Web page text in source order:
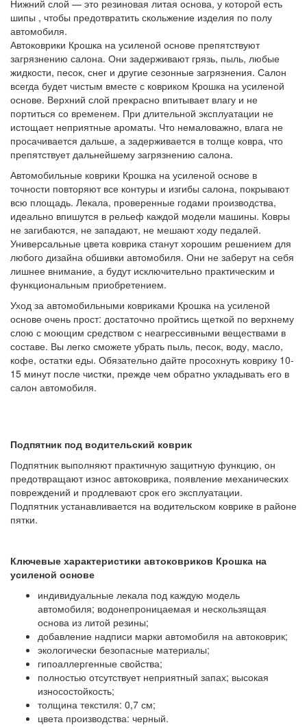
Нижний слой — это резиновая литая основа, у которой есть
шипы , чтобы предотвратить скольжение изделия по полу
автомобиля.
Автоковрики Крошка на усиленой основе препятствуют
загрязнению салона. Они задерживают грязь, пыль, любые
жидкости, песок, снег и другие сезонные загрязнения. Салон
всегда будет чистым вместе с ковриком Крошка на усиленой
основе. Верхний слой прекрасно впитывает влагу и не
портиться со временем. При длительной эксплуатации не
истощает неприятные ароматы. Что немаловажно, влага не
просачивается дальше, а задерживается в толще ковра, что
препятствует дальнейшему загрязнению салона.
Автомобильные коврики Крошка на усиленой основе в
точности повторяют все контуры и изгибы салона, покрывают
всю площадь. Лекала, проверенные годами производства,
идеально впишутся в рельеф каждой модели машины. Ковры
не загибаются, не западают, не мешают ходу педалей.
Универсальные цвета коврика станут хорошим решением для
любого дизайна обшивки автомобиля. Они не заберут на себя
лишнее внимание, а будут исключительно практическим и
функциональным приобретением.
Уход за автомобильными ковриками Крошка на усиленой
основе очень прост: достаточно пройтись щеткой по верхнему
слою с моющим средством с неагрессивными веществами в
составе. Вы легко сможете убрать пыль, песок, воду, масло,
кофе, остатки еды. Обязательно дайте просохнуть коврику 10-
15 минут после чистки, прежде чем обратно укладывать его в
салон автомобиля.
Подпятник под водительский коврик
Подпятник выполняют практичную защитную функцию, он
предотвращают износ автоковрика, появление механических
повреждений и продлевают срок его эксплуатации.
Подпятник устанавливается на водительском коврике в районе
пятки.
Ключевые характеристики автоковриков Крошка на
усиленой основе
индивидуальные лекала под каждую модель
автомобиля; водонепроницаемая и нескользящая
основа из литой резины;
добавление надписи марки автомобиля на автоковрик;
экологически безопасные материалы;
гипоаллергенные свойства;
полностью отсутствует неприятный запах; высокая
износостойкость;
толщина текстиля: 0,7 см;
цвета производства: черный.